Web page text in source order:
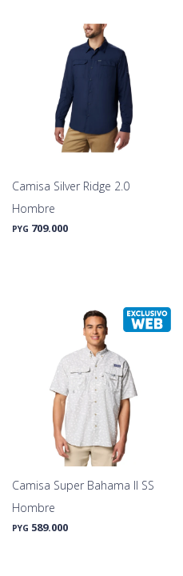
Camisa Silver Ridge 2.0
Hombre
PYG 709.000
Camisa Super Bahama II SS
Hombre
PYG 589.000